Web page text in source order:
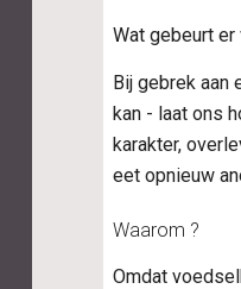
Wat gebeurt
Bij gebrek aan
kan - laat ons
karakter,
eet opnieuw
Waarom ?
Omdat